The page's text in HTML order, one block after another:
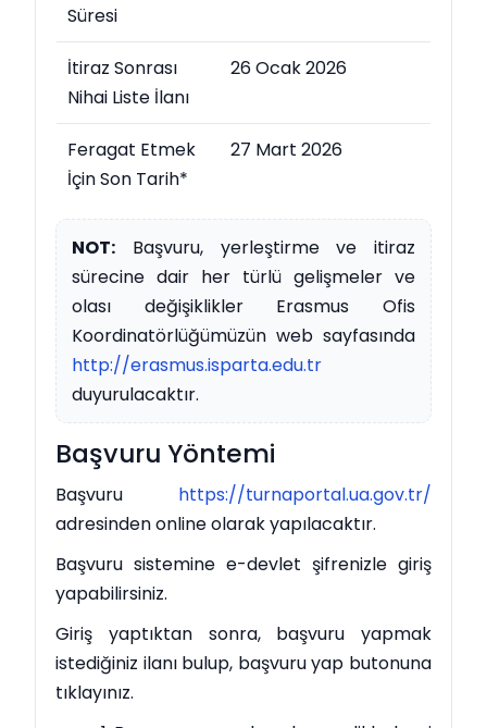
Süresi
İtiraz Sonrası
Nihai Liste İlanı
26 Ocak 2026
Feragat Etmek
İçin Son Tarih*
27 Mart 2026
NOT: Başvuru, yerleştirme ve itiraz
sürecine dair her türlü gelişmeler ve
olası değişiklikler Erasmus Ofis
Koordinatörlüğümüzün web sayfasında
http://erasmus.isparta.edu.tr
duyurulacaktır.
Başvuru Yöntemi
Başvuru https://turnaportal.ua.gov.tr/
adresinden online olarak yapılacaktır.
Başvuru sistemine e-devlet şifrenizle giriş
yapabilirsiniz.
Giriş yaptıktan sonra, başvuru yapmak
istediğiniz ilanı bulup, başvuru yap butonuna
tıklayınız.